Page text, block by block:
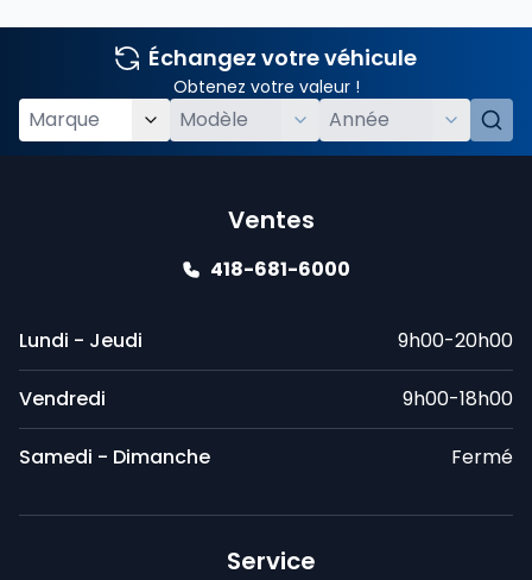
Échangez votre véhicule
Obtenez votre valeur !
Ventes
418-681-6000
Lundi - Jeudi 9h00-20h00
Vendredi 9h00-18h00
Samedi - Dimanche Fermé
Service